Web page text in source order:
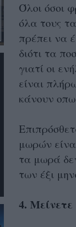
Όλοι όσοι
όλα τους
πρέπει να
διότι τα
γιατί οι
είναι
κάνουν
μωρών
τα μωρά
των έξι
4.